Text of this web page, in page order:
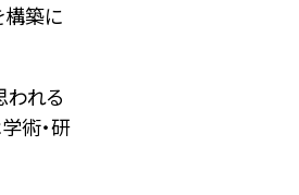
築に
われる
術・研